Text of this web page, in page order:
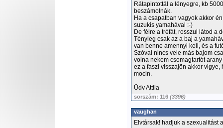
Rátapintottál a lényegre, kb
beszámolnák.
Ha a csapatban vagyok akkor
suzukis yamahával :-)
De félre a tréfát, rosszul látod a
Tényleg csak az a baj a
van benne amennyi kell, és a
Szóval nincs vele más bajom
volna nekem csomagtartót
ez a faszi visszajön akkor
mocin.
Üdv Attila
sorszám: 116 (3396)
vaughan
Elvtársak! hadjuk a szexualitást